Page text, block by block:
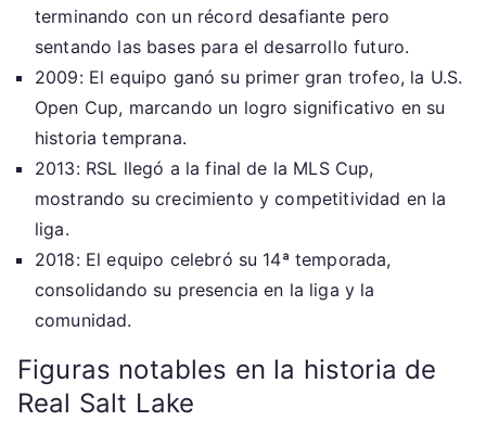
terminando con un récord desafiante pero
sentando las bases para el desarrollo futuro.
2009: El equipo ganó su primer gran trofeo, la U.S.
Open Cup, marcando un logro significativo en su
historia temprana.
2013: RSL llegó a la final de la MLS Cup,
mostrando su crecimiento y competitividad en la
liga.
2018: El equipo celebró su 14ª temporada,
consolidando su presencia en la liga y la
comunidad.
Figuras notables en la historia de
Real Salt Lake